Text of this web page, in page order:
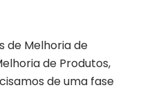
de Melhoria de
de Produtos,
de uma fase